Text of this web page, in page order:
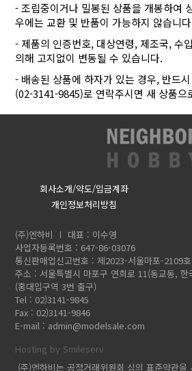
- 조립중이거나 밀봉된 상품을 개봉하여
우에는 교환 및 반품이 가능하지 않습니
- 제품의 인증번호, 대상연령, 제조국, 수
의해 고지없이 변동될 수 있습니다.
- 배송된 상품에 하자가 있는 경우, 반드
(02-3141-9845)로 연락주시면 새 상품으
회사소개/약도/입금계좌
개인정보처리방침
(주)엔하비
대표 : 이수영
사업자등록번호 : 647-86-03076
통신판매업신고번호 : 제2023-서울마포-2109호
주소 : 서울특별시 마포구 연희로 11(동교동, 한
(홍대입구역 3번 출구)
Tel : 02)3141-9845
Fax : 02)3141-9846
E-mail : admin@modelsale.com
Hosting by Smileserv
(주)엔하비는 공정거래위원회 심의 표준약관